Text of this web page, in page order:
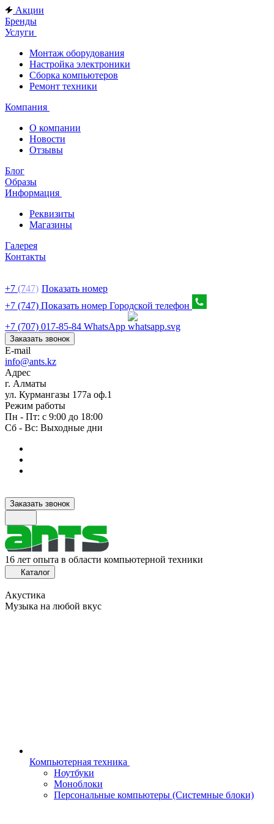
Акции
Бренды
Услуги
Монтаж оборудования
Настройка электроники
Сборка компьютеров
Ремонт техники
Компания
О компании
Новости
Отзывы
Блог
Образы
Информация
Реквизиты
Магазины
Галерея
Контакты
+7 (747) Показать номер
+7 (747) Показать номер Городской телефон
+7 (707) 017-85-84 WhatsApp
Заказать звонок
E-mail
info@ants.kz
Адрес
г. Алматы
ул. Курмангазы 177а оф.1
Режим работы
Пн - Пт: с 9:00 до 18:00
Сб - Вс: Выходные дни
Заказать звонок
16 лет опыта в области компьютерной техники
Каталог
Акустика
Музыка на любой вкус
Компьютерная техника
Ноутбуки
Моноблоки
Персональные компьютеры (Системные блоки)